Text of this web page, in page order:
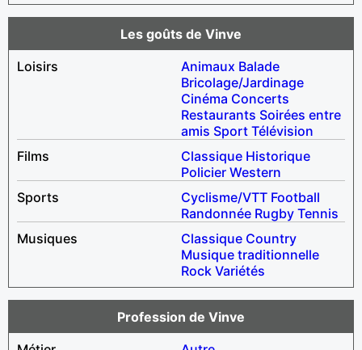
Les goûts de Vinve
Loisirs
Animaux Balade
Bricolage/Jardinage
Cinéma Concerts
Restaurants Soirées entre
amis Sport Télévision
Films
Classique Historique
Policier Western
Sports
Cyclisme/VTT Football
Randonnée Rugby Tennis
Musiques
Classique Country
Musique traditionnelle
Rock Variétés
Profession de Vinve